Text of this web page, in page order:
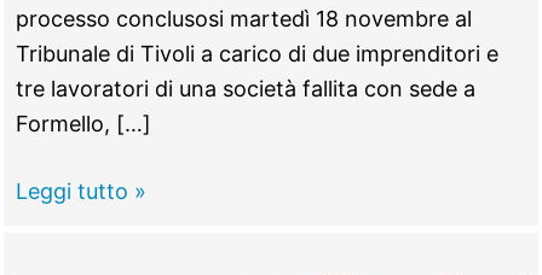
processo conclusosi martedì 18 novembre al
Tribunale di Tivoli a carico di due imprenditori e
tre lavoratori di una società fallita con sede a
Formello, […]
TIVOLI
Leggi tutto »